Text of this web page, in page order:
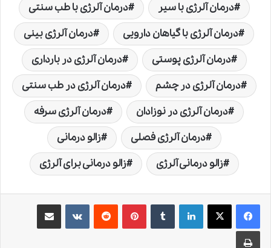
درمان آلرژی با سیر
درمان آلرژی با طب سنتی
درمان آلرژی با گیاهان دارویی
درمان آلرژی بینی
درمان آلرژی پوستی
درمان آلرژی در بارداری
درمان آلرژی در چشم
درمان آلرژی در طب سنتی
درمان آلرژی در نوزادان
درمان آلرژی سرفه
درمان آلرژی فصلی
زالو درمانی
زالو درمانی آلرژی
زالو درمانی برای آلرژی
لینکدین ‫تامبلر ‫پین‌ترست‫رددیت ‫VKontakteاشتراک گذاری از طریق ایمیل
چاپ